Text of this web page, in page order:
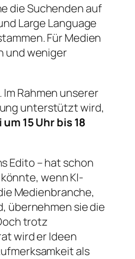
die Suchenden auf
Large Language
Für Medien
und weniger
Rahmen unserer
unterstützt wird,
um 15 Uhr bis 18
Edito – hat schon
wenn KI-
Medienbranche,
übernehmen sie die
trotz
wird er Ideen
als